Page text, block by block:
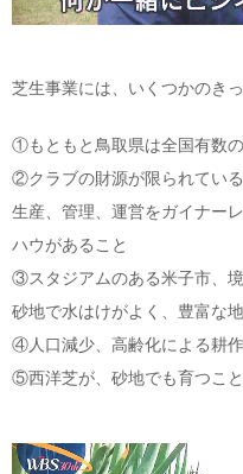
芝生事業には、いくつかのき
①もともと鳥取県は全国有数
②クラブの財源が限られてい
生産、管理、運営をガイナー
ハウがあること
③スタジアムのある米子市、
砂地で水はけがよく、豊富な
④人口減少、高齢化による耕
⑤西洋芝が、砂地でも育つこと